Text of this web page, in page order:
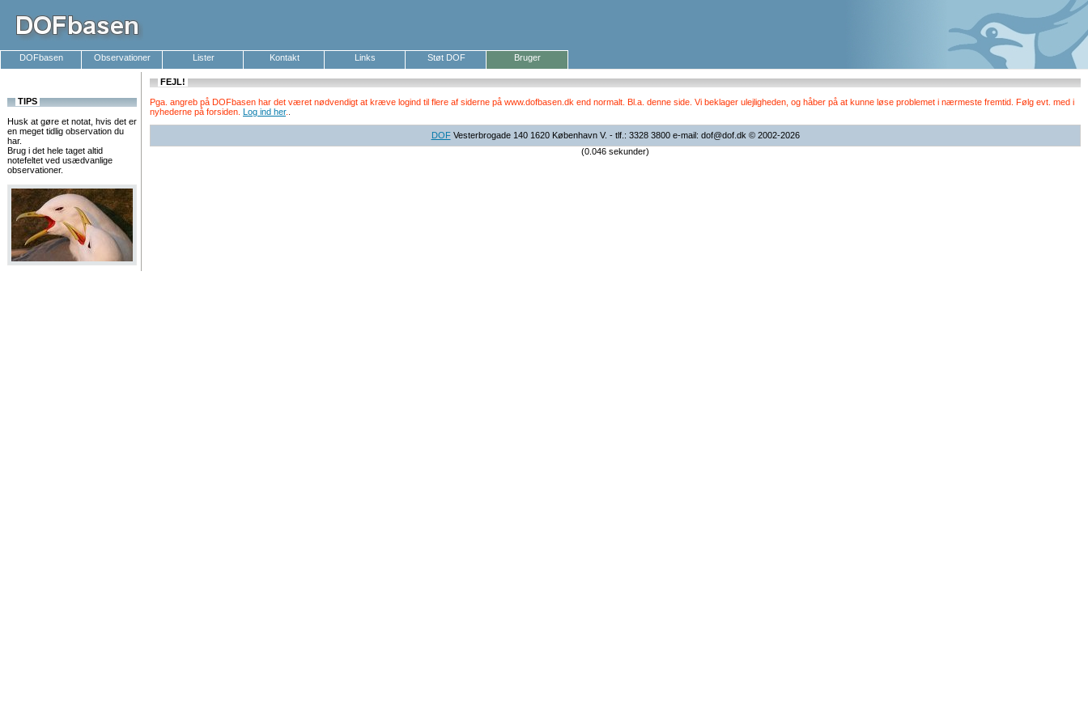
DOFbasen Observationer Lister Kontakt Links Støt DOF Bruger
TIPS
Husk at gøre et notat, hvis det er
en meget tidlig observation du
har.
Brug i det hele taget altid
notefeltet ved usædvanlige
observationer.
FEJL!
Pga. angreb på DOFbasen har det været nødvendigt at kræve logind til flere af siderne på www.dofbasen.dk end normalt. Bl.a. denne side. Vi beklager ulejligheden, og håber på at kunne løse problemet i nærmeste fremtid. Følg evt. med i
nyhederne på forsiden. Log ind her.
DOFVesterbrogade 140 1620 København V. - tlf.: 3328 3800 e-mail: dof@dof.dk © 2002-2026
(0.046 sekunder)